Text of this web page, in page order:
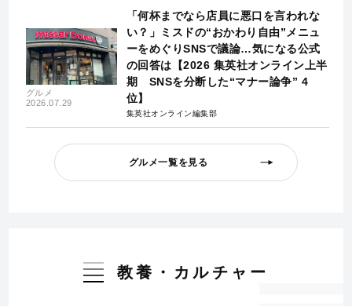
グルメ
2026.07.29
「何杯までなら店員に悪口を言われな
い？」ミスドの“おかわり自由”メニュ
ーをめぐりSNSで議論…気になる公式
の回答は【2026 集英社オンライン上半
期 SNSを分断した“マナー論争” 4
位】
集英社オンライン編集部
グルメ一覧を見る
教養・カルチャー